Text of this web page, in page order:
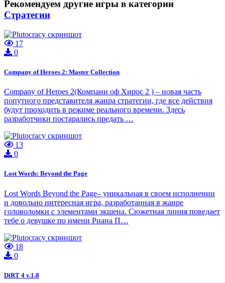
Рекомендуем другие игры в категории
Стратегии
17
0
Company of Heroes 2: Master Collection
Company of Heroes 2(Компани оф Хирос 2 ) – новая часть
попутного представителя жанра стратегии, где все действия
будут проходить в режиме реального времени. Здесь
разработчики постарались предать …
13
0
Lost Words: Beyond the Page
Lost Words Beyond the Page– уникальная в своем исполнении
и довольно интересная игра, разработанная в жанре
головоломки с элементами экшена. Сюжетная линия поведает
тебе о девушке по имени Риана П…
18
0
DiRT 4 v.1.8